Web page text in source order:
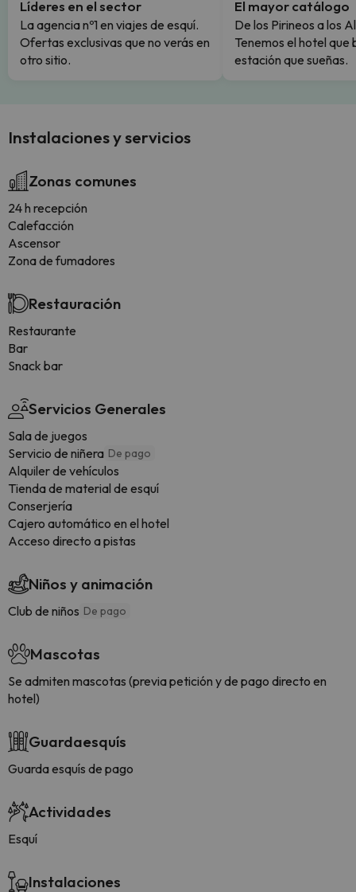
Líderes en el sector
La agencia nº1 en viajes de esquí.
Ofertas exclusivas que no verás en
otro sitio.
El mayor catálogo
De los Pirineos a los
Tenemos el hotel que
estación que sueñas.
Instalaciones y servicios
Zonas comunes
24 h recepción
Calefacción
Ascensor
Zona de fumadores
Restauración
Restaurante
Bar
Snack bar
Servicios Generales
Sala de juegos
Servicio de niñera De pago
Alquiler de vehículos
Tienda de material de esquí
Conserjería
Cajero automático en el hotel
Acceso directo a pistas
Niños y animación
Club de niños De pago
Mascotas
Se admiten mascotas (previa petición y de pago directo en
hotel)
Guardaesquís
Guarda esquís de pago
Actividades
Esquí
Instalaciones